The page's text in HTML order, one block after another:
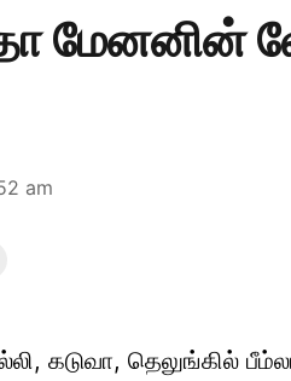
மேனனின்
am
கடுவா, தெலுங்கில்